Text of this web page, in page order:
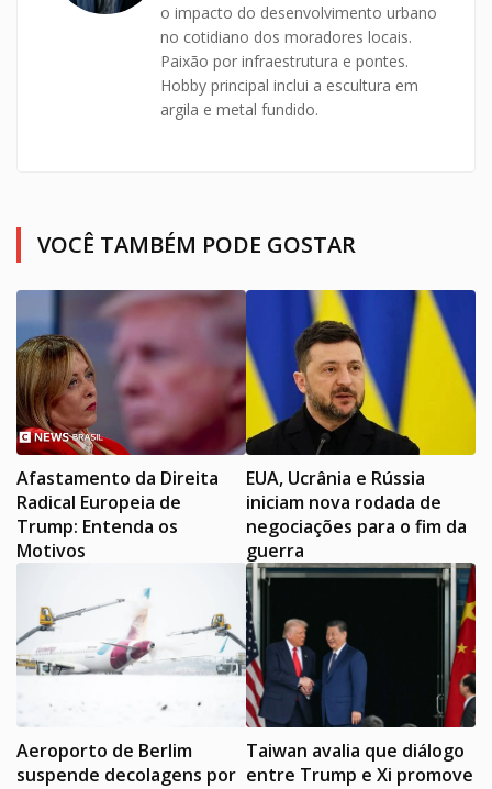
o impacto do desenvolvimento urbano
no cotidiano dos moradores locais.
Paixão por infraestrutura e pontes.
Hobby principal inclui a escultura em
argila e metal fundido.
VOCÊ TAMBÉM PODE GOSTAR
Afastamento da Direita
Radical Europeia de
Trump: Entenda os
Motivos
EUA, Ucrânia e Rússia
iniciam nova rodada de
negociações para o fim da
guerra
Aeroporto de Berlim
suspende decolagens por
Taiwan avalia que diálogo
entre Trump e Xi promove